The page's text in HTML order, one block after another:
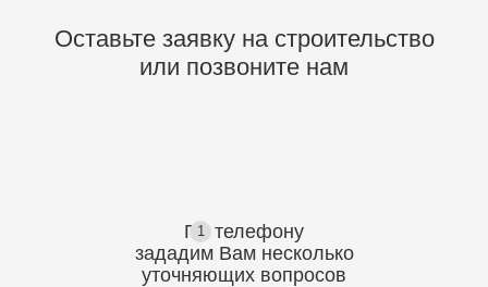
Оставьте заявку на строительство
или позвоните нам
1
По телефону
зададим Вам несколько
уточняющих вопросов